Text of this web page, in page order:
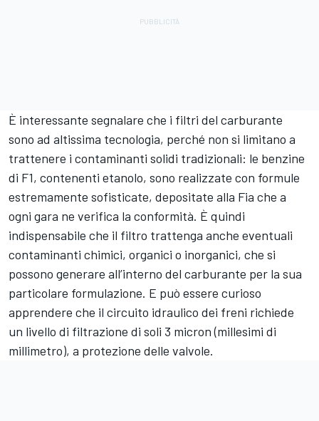
È interessante segnalare che i filtri del carburante
sono ad altissima tecnologia, perché non si limitano a
trattenere i contaminanti solidi tradizionali: le benzine
di F1, contenenti etanolo, sono realizzate con formule
estremamente sofisticate, depositate alla Fia che a
ogni gara ne verifica la conformità. È quindi
indispensabile che il filtro trattenga anche eventuali
contaminanti chimici, organici o inorganici, che si
possono generare all’interno del carburante per la sua
particolare formulazione. E può essere curioso
apprendere che il circuito idraulico dei freni richiede
un livello di filtrazione di soli 3 micron (millesimi di
millimetro), a protezione delle valvole.